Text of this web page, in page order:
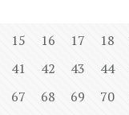
15 16 17 18
41 42 43 44
67 68 69 70